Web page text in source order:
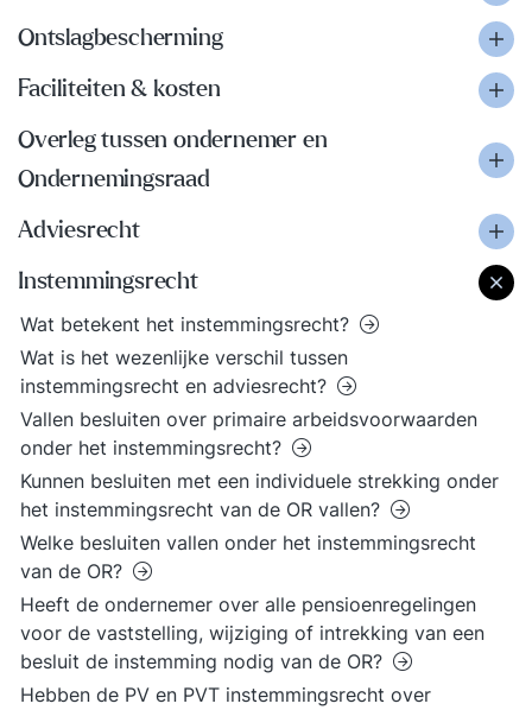
Ontslagbescherming
Faciliteiten & kosten
Overleg tussen ondernemer en
Ondernemingsraad
Adviesrecht
Instemmingsrecht
Wat betekent het instemmingsrecht?
Wat is het wezenlijke verschil tussen
instemmingsrecht en adviesrecht?
Vallen besluiten over primaire arbeidsvoorwaarden
onder het instemmingsrecht?
Kunnen besluiten met een individuele strekking onder
het instemmingsrecht van de OR vallen?
Welke besluiten vallen onder het instemmingsrecht
van de OR?
Heeft de ondernemer over alle pensioenregelingen
voor de vaststelling, wijziging of intrekking van een
besluit de instemming nodig van de OR?
Hebben de PV en PVT instemmingsrecht over